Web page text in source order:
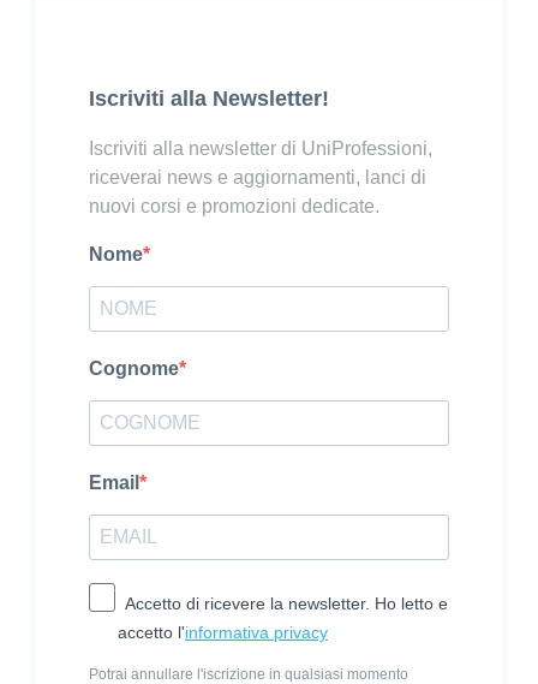
Iscriviti alla Newsletter!
Iscriviti alla newsletter di UniProfessioni,
riceverai news e aggiornamenti, lanci di
nuovi corsi e promozioni dedicate.
Nome
Cognome
Email
Accetto di ricevere la newsletter. Ho letto e
accetto l'informativa privacy
Potrai annullare l'iscrizione in qualsiasi momento